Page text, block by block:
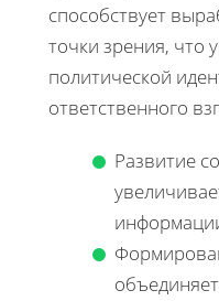
способствует
точки зрения, что
политической
ответственного
Развитие